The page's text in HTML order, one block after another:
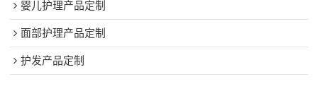
婴儿护理产品定制
面部护理产品定制
护发产品定制